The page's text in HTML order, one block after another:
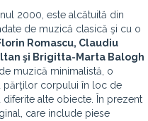
2000, este alcătuită din
de muzică clasică şi cu o
Romascu, Claudiu
şi Brigitta-Marta Balogh
muzică minimalistă, o
părţilor corpului în loc de
alte obiecte. În prezent
care include piese